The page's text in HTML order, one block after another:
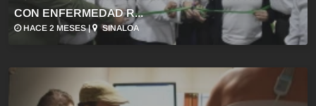
CON ENFERMEDAD R...
HACE 2 MESES | SINALOA